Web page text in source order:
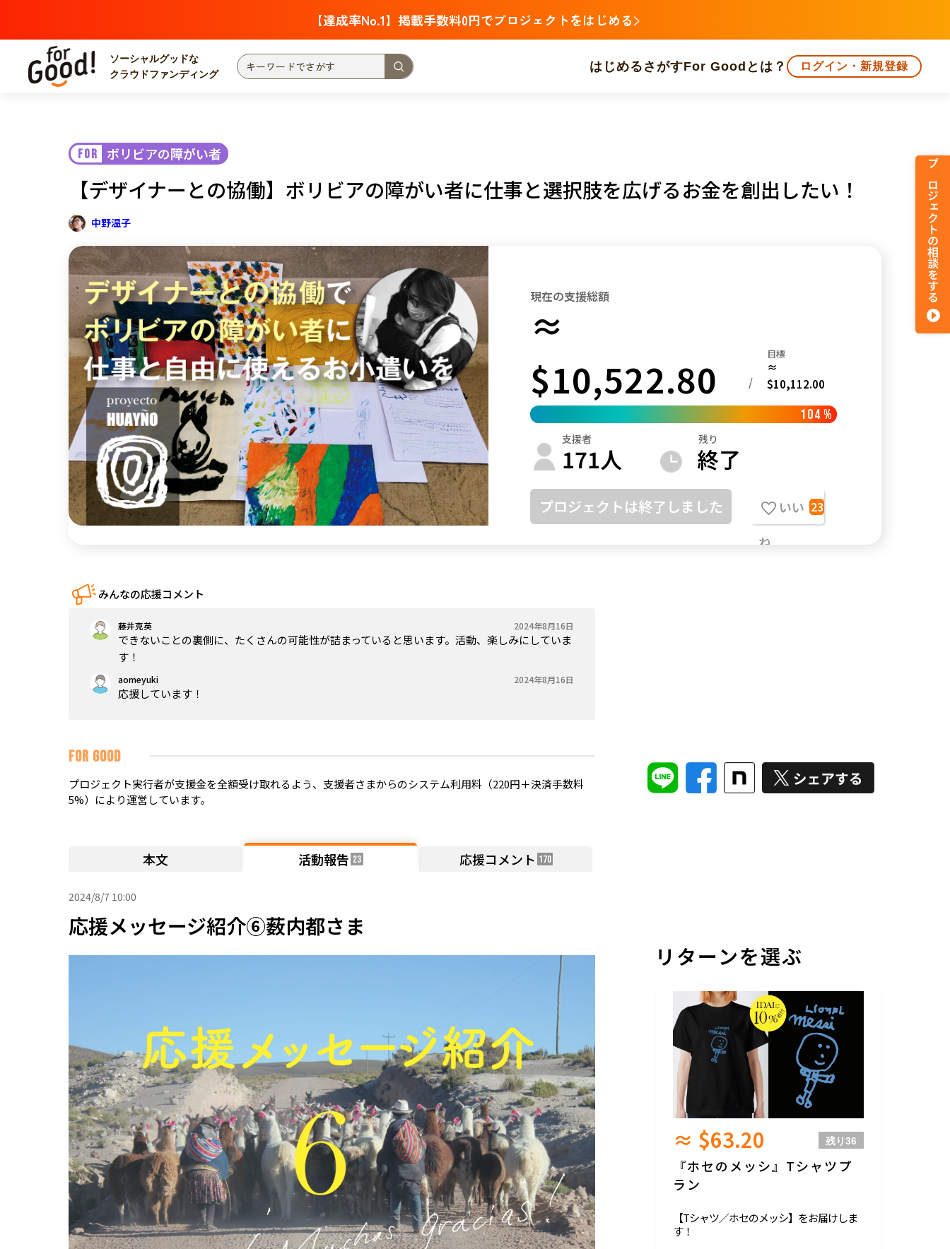
【達成率No.1】掲載手数料0円でプロジェクトをはじめる
ソーシャルグッドな
クラウドファンディング
はじめる さがすFor Goodとは？ ログイン・新規登録
カテゴリーからさがす
災害
社会貢献
地域からさがす
関東 茨城 栃木 群馬 埼玉 千葉
中部 新潟 富山 石川 福井 山梨
近畿 三重 滋賀 京都 大阪 兵庫
中国 鳥取 島根 岡山 広島 山口
四国 徳島 香川 愛媛 高知
九州・沖縄 福岡 佐賀 長崎 熊本 大分 鹿児島 沖縄
FOR ボリビアの障がい者
【デザイナーとの協働】ボリビアの障がい者に仕事と選択肢を広げるお金を創出したい！
中野温子
現在の支援総額
≈
$10,522.80
/
目標
≈
$10,112.00
104 %
支援者
171人
残り
終了
プロジェクトは終了しました
いい
ね
23
みんなの応援コメント
藤井克英 2024年8月16日
できないことの裏側に、たくさんの可能性が詰まっていると思います。活動、楽しみにしていま
す！
aomeyuki 2024年8月16日
応援しています！
FOR GOOD
プロジェクト実行者が支援金を全額受け取れるよう、支援者さまからのシステム利用料（220円＋決済手数料
5%）により運営しています。
プロジェクトの相談をする
本文 活動報告 23 応援コメント 170
2024/8/7 10:00
応援メッセージ紹介⑥薮内都さま
リターンを選ぶ
≈ $63.20 残り36
『ホセのメッシ』Tシャツプ
ラン
【Tシャツ／ホセのメッシ】をお届けしま
す！